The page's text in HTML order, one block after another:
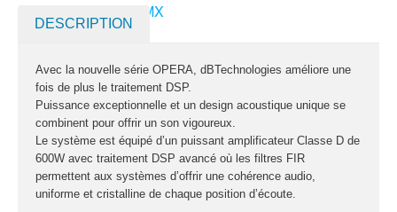
Contrôle DMX
Lyres
Liquides
Jeux et effets
lumière à led
Laser
Strobes
DESCRIPTION
Avec la nouvelle série OPERA, dBTechnologies améliore une
fois de plus le traitement DSP.
Puissance exceptionnelle et un design acoustique unique se
combinent pour offrir un son vigoureux.
Le système est équipé d’un puissant amplificateur Classe D de
600W avec traitement DSP avancé où les filtres FIR
permettent aux systèmes d’offrir une cohérence audio,
uniforme et cristalline de chaque position d’écoute.